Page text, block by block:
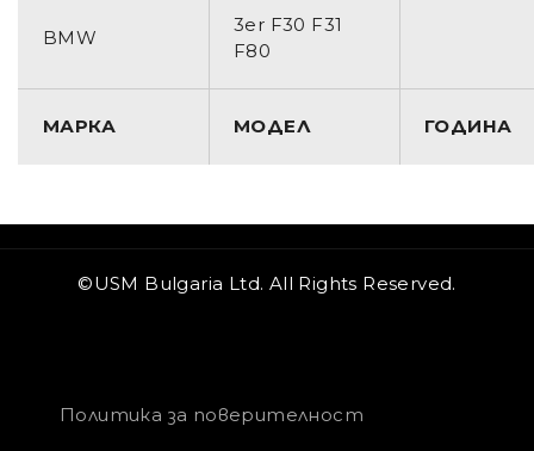
МАРКА МОДЕЛ ГОДИНА
BMW
3er F30 F31
F80
©USM Bulgaria Ltd. All Rights Reserved.
Политика за поверителност